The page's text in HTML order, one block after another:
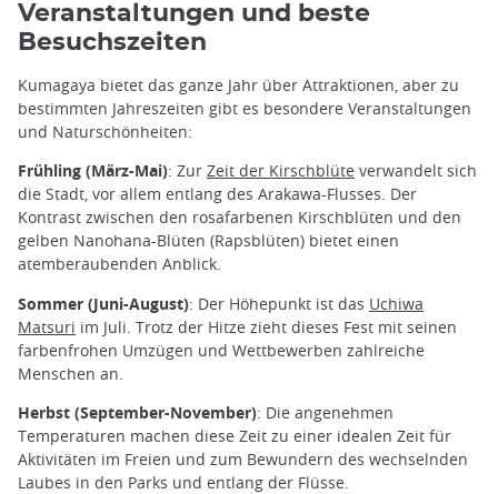
Veranstaltungen und beste
Besuchszeiten
Kumagaya bietet das ganze Jahr über Attraktionen, aber zu
bestimmten Jahreszeiten gibt es besondere Veranstaltungen
und Naturschönheiten:
Frühling (März-Mai): Zur Zeit der Kirschblüte verwandelt sich
die Stadt, vor allem entlang des Arakawa-Flusses. Der
Kontrast zwischen den rosafarbenen Kirschblüten und den
gelben Nanohana-Blüten (Rapsblüten) bietet einen
atemberaubenden Anblick.
Sommer (Juni-August): Der Höhepunkt ist das Uchiwa
Matsuri im Juli. Trotz der Hitze zieht dieses Fest mit seinen
farbenfrohen Umzügen und Wettbewerben zahlreiche
Menschen an.
Herbst (September-November): Die angenehmen
Temperaturen machen diese Zeit zu einer idealen Zeit für
Aktivitäten im Freien und zum Bewundern des wechselnden
Laubes in den Parks und entlang der Flüsse.